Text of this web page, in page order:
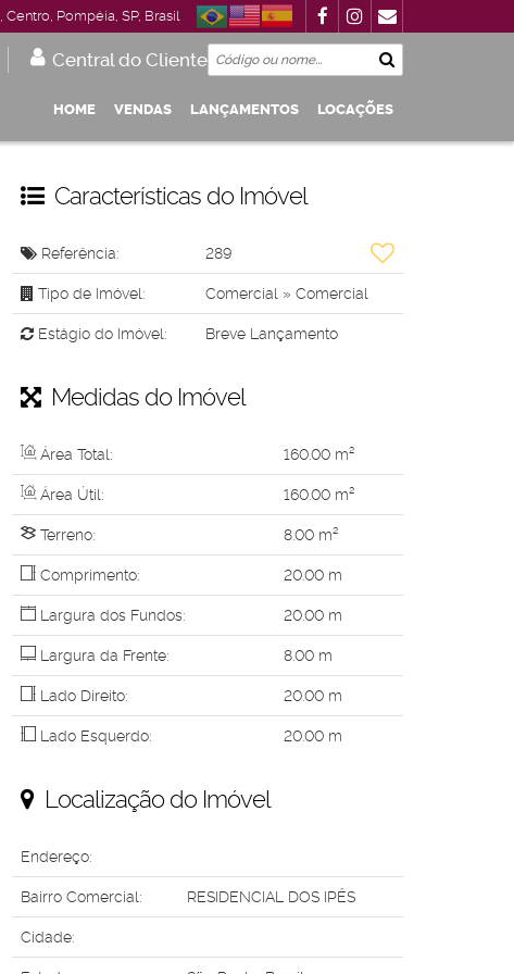
, Centro, Pompéia, SP, Brasil
Central do Cliente
LOCAÇÕES
LANÇAMENTOS
VENDAS
HOME
Características do Imóvel
Referência: 289
Tipo de Imóvel: Comercial » Comercial
Estágio do Imóvel: Breve Lançamento
Medidas do Imóvel
Área Total: 160.00 m²
Área Útil: 160.00 m²
Terreno: 8.00 m²
Comprimento: 20.00 m
Largura dos Fundos: 20.00 m
Largura da Frente: 8.00 m
Lado Direito: 20.00 m
Lado Esquerdo: 20.00 m
Localização do Imóvel
Endereço:
Bairro Comercial: RESIDENCIAL DOS IPÊS
Cidade: